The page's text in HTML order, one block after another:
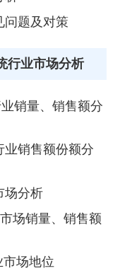
问题及对策
行业市场分析
销量、销售额分
销售额份额分
场分析
场销量、销售额
场地位